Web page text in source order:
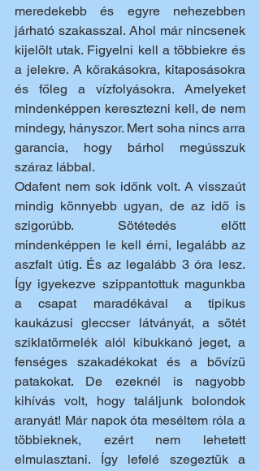
meredekebb és egyre nehezebben
járható szakasszal. Ahol már nincsenek
kijelölt utak. Figyelni kell a többiekre és
a jelekre. A kőrakásokra, kitaposásokra
és főleg a vízfolyásokra. Amelyeket
mindenképpen keresztezni kell, de nem
mindegy, hányszor. Mert soha nincs arra
garancia, hogy bárhol megússzuk
száraz lábbal.
Odafent nem sok időnk volt. A visszaút
mindig könnyebb ugyan, de az idő is
szigorúbb. Sötétedés előtt
mindenképpen le kell érni, legalább az
aszfalt útig. És az legalább 3 óra lesz.
Így igyekezve szippantottuk magunkba
a csapat maradékával a tipikus
kaukázusi gleccser látványát, a sötét
sziklatörmelék alól kibukkanó jeget, a
fenséges szakadékokat és a bővízű
patakokat. De ezeknél is nagyobb
kihívás volt, hogy találjunk bolondok
aranyát! Már napok óta meséltem róla a
többieknek, ezért nem lehetett
elmulasztani. Így lefelé szegeztük a